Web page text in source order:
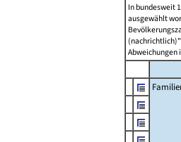
In bundesweit
ausgewählt
Abweichungen